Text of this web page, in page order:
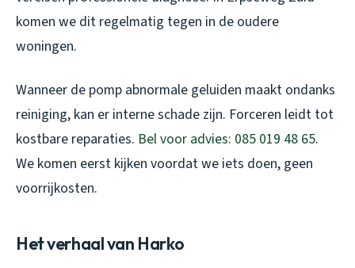
komen we dit regelmatig tegen in de oudere
woningen.
Wanneer de pomp abnormale geluiden maakt ondanks
reiniging, kan er interne schade zijn. Forceren leidt tot
kostbare reparaties. Bel voor advies: 085 019 48 65.
We komen eerst kijken voordat we iets doen, geen
voorrijkosten.
Het verhaal van Harko